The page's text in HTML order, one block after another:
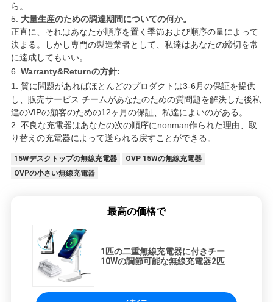
ら。
5. 大量生産のための調達期間についての何か。
正直に、それはあなたが順序を置く季節および順序の量によって
決まる。しかし専門の製造業者として、私達はあなたの締切を常
に達成してもいい。
6. Warranty&Returnの方針:
1. 質に問題があればほとんどのプロダクトは3-6月の保証を提供
し、販売サービス チームがあなたのための質問題を解決した後私
達のVIPの顧客のための12ヶ月の保証、私達によいのがある。
2. 不良な充電器はあなたの次の順序にnonman作られた理由、取
り替えの充電器によって送られる戻すことができる。
15Wデスクトップの無線充電器
OVP 15Wの無線充電器
OVPの小さい無線充電器
最高の価格で
1匹の二重無線充電器に付きチー
10Wの調節可能な無線充電器2匹